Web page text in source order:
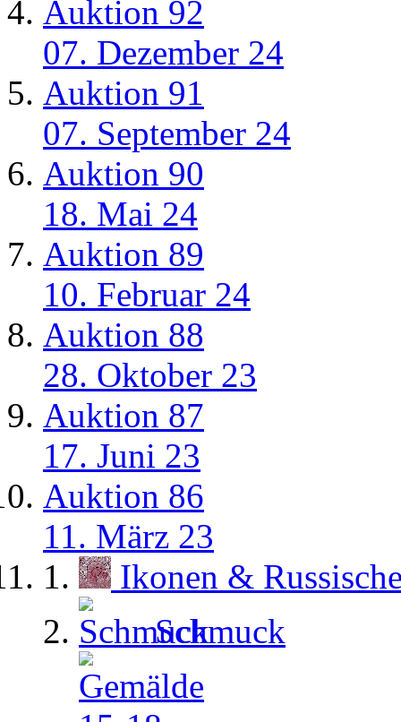
Auktion 92
07. Dezember 24
Auktion 91
07. September 24
Auktion 90
18. Mai 24
Auktion 89
10. Februar 24
Auktion 88
28. Oktober 23
Auktion 87
17. Juni 23
Auktion 86
11. März 23
Ikonen &
Schmuck